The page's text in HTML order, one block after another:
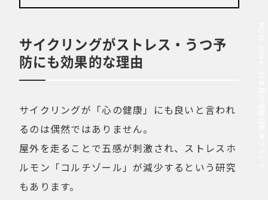
サイクリングがストレス・うつ予
防にも効果的な理由
サイクリングが「心の健康」にも良いと言われ
るのは偶然ではありません。
屋外を走ることで五感が刺激され、ストレスホ
ルモン「コルチゾール」が減少するという研究
もあります。